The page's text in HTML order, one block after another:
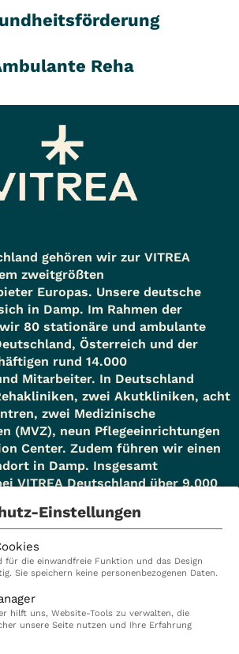
Reha
gehören wir zur VITREA
zweitgrößten
Europas. Unsere deutsche
in Damp. Im Rahmen der
80 stationäre und ambulante
Österreich und der
rund 14.000
Mitarbeiter. In Deutschland
zwei Akutkliniken, acht
zwei Medizinische
(MVZ), neun Pflegeeinrichtungen
Center. Zudem führen wir einen
in Damp. Insgesamt
VITREA Deutschland über 9.000
Ambulant
Karriere
Einstellungen
für die einwandfreie Funktion und das Design
Sie speichern keine personenbezogenen Daten.
hilft uns, Website-Tools zu verwalten, die
unsere Seite nutzen und Ihre Erfahrung